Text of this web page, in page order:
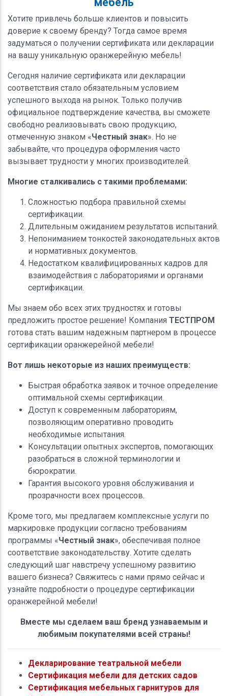
Хотите привлечь больше клиентов и повысить
доверие к своему бренду? Тогда самое время
задуматься о получении сертификата или декларации
на вашу уникальную оранжерейную мебель!
Сегодня наличие сертификата или декларации
соответствия стало обязательным условием
успешного выхода на рынок. Только получив
официальное подтверждение качества, вы сможете
свободно реализовывать свою продукцию,
отмеченную знаком «Честный знак». Но не
забывайте, что процедура оформления часто
вызывает трудности у многих производителей.
Многие сталкивались с такими проблемами:
Сложностью подбора правильной схемы
сертификации.
Длительным ожиданием результатов испытаний.
Непониманием тонкостей законодательных актов
и нормативных документов.
Недостатком квалифицированных кадров для
взаимодействия с лабораториями и органами
сертификации.
Мы знаем обо всех этих трудностях и готовы
предложить простое решение! Компания ТЕСТПРОМ
готова стать вашим надежным партнером в процессе
сертификации оранжерейной мебели!
Вот лишь некоторые из наших преимуществ:
Быстрая обработка заявок и точное определение
оптимальной схемы сертификации.
Доступ к современным лабораториям,
позволяющим оперативно проводить
необходимые испытания.
Консультации опытных экспертов, помогающих
разобраться в сложной терминологии и
бюрократии.
Гарантия высокого уровня обслуживания и
прозрачности всех процессов.
Кроме того, мы предлагаем комплексные услуги по
маркировке продукции согласно требованиям
программы «Честный знак», обеспечивая полное
соответствие законодательству. Хотите сделать
следующий шаг навстречу успешному развитию
вашего бизнеса? Свяжитесь с нами прямо сейчас и
узнайте подробности о процедуре сертификации
оранжерейной мебели!
Вместе мы сделаем ваш бренд узнаваемым и
любимым покупателями всей страны!
Декларирование театральной мебели
Сертификация мебели для детских садов
Сертификация мебельных гарнитуров для